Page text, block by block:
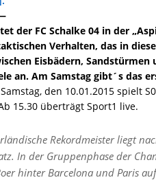
der FC Schalke 04 in der
Verhalten, das in
Eisbädern,
an. Am Samstag gibt´s das
den 10.01.2015 spielt
15.30 überträgt Sport1 live.
Rekordmeister liegt
In der Gruppenphase der
hinter Barcelona und Paris